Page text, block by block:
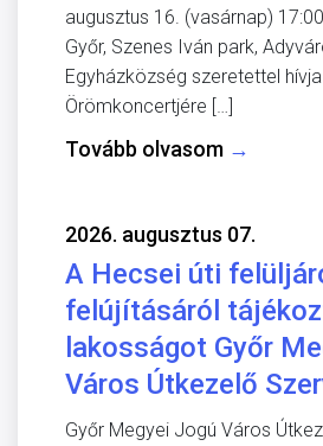
augusztus 16. (vasárnap)
Győr, Szenes Iván park,
Egyházközség szeretettel
Örömkoncertjére […]
Tovább olvasom →
2026. augusztus 07.
A Hecsei úti
felújításáról
lakosságot Győr
Város Útkezelő
Győr Megyei Jogú Város